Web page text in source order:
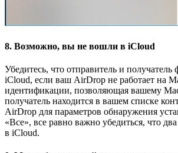
8. Возможно, вы не вошли в iCloud
Убедитесь, что отправитель и
iCloud, если ваш AirDrop не работает на
идентификации, позволяющая вашему
получатель находится в вашем списке
AirDrop для параметров обнаружения
«Все», все равно важно убедиться, что
в iCloud.